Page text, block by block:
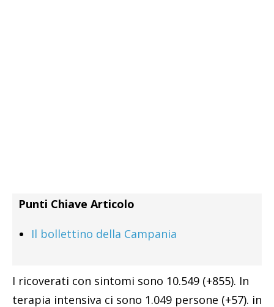
Punti Chiave Articolo
Il bollettino della Campania
I ricoverati con sintomi sono 10.549 (+855). In
terapia intensiva ci sono 1.049 persone (+57). in